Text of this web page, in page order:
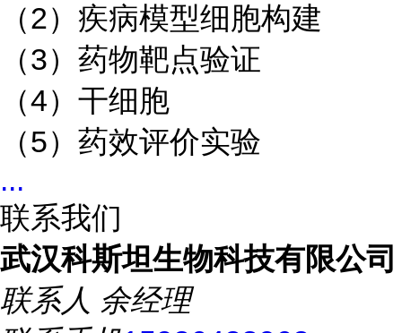
（2）疾病模型细胞构建
（3）药物靶点验证
（4）干细胞
（5）药效评价实验
...
联系我们
武汉科斯坦生物科技有限公司
联系人 余经理